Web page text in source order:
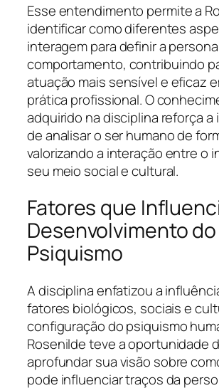
Esse entendimento permite a
identificar como diferentes
interagem para definir a
comportamento, contribuindo
atuação mais sensível e eficaz
prática profissional. O
adquirido na disciplina reforça a
de analisar o ser humano de
valorizando a interação entre o
seu meio social e cultural.
Fatores que
Desenvolvimento do
Psiquismo
A disciplina enfatizou a
fatores biológicos, sociais e
configuração do psiquismo
Rosenilde teve a oportunidade
aprofundar sua visão sobre
pode influenciar traços da